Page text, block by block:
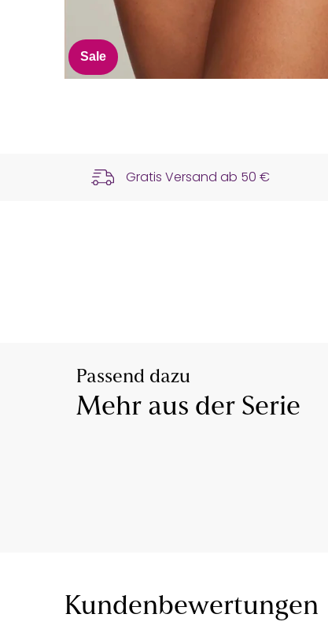
Sale
Gratis Versand ab 50 €
Passend dazu
Mehr aus der Serie
Kundenbewertungen